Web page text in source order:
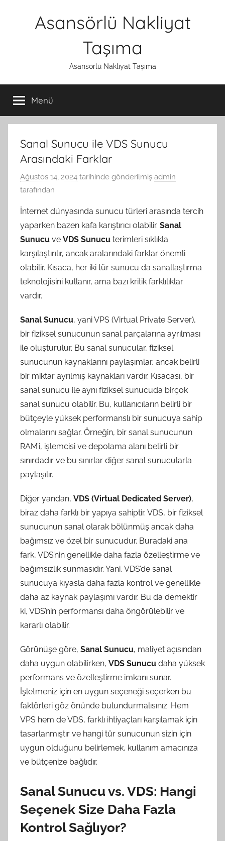
Asansörlü Nakliyat
Taşıma
Asansörlü Nakliyat Taşıma
Menü
Sanal Sunucu ile VDS Sunucu
Arasındaki Farklar
Ağustos 14, 2024 tarihinde gönderilmiş admin
tarafından
İnternet dünyasında sunucu türleri arasında tercih
yaparken bazen kafa karıştırıcı olabilir. Sanal
Sunucu ve VDS Sunucu terimleri sıklıkla
karşılaştırılır, ancak aralarındaki farklar önemli
olabilir. Kısaca, her iki tür sunucu da sanallaştırma
teknolojisini kullanır, ama bazı kritik farklılıklar
vardır.
Sanal Sunucu, yani VPS (Virtual Private Server),
bir fiziksel sunucunun sanal parçalarına ayrılması
ile oluşturulur. Bu sanal sunucular, fiziksel
sunucunun kaynaklarını paylaşımlar, ancak belirli
bir miktar ayrılmış kaynakları vardır. Kısacası, bir
sanal sunucu ile aynı fiziksel sunucuda birçok
sanal sunucu olabilir. Bu, kullanıcıların belirli bir
bütçeyle yüksek performanslı bir sunucuya sahip
olmalarını sağlar. Örneğin, bir sanal sunucunun
RAM’i, işlemcisi ve depolama alanı belirli bir
sınırdadır ve bu sınırlar diğer sanal sunucularla
paylaşılır.
Diğer yandan, VDS (Virtual Dedicated Server),
biraz daha farklı bir yapıya sahiptir. VDS, bir fiziksel
sunucunun sanal olarak bölünmüş ancak daha
bağımsız ve özel bir sunucudur. Buradaki ana
fark, VDS’nin genellikle daha fazla özelleştirme ve
bağımsızlık sunmasıdır. Yani, VDS’de sanal
sunucuya kıyasla daha fazla kontrol ve genellikle
daha az kaynak paylaşımı vardır. Bu da demektir
ki, VDS’nin performansı daha öngörülebilir ve
kararlı olabilir.
Görünüşe göre, Sanal Sunucu, maliyet açısından
daha uygun olabilirken, VDS Sunucu daha yüksek
performans ve özelleştirme imkanı sunar.
İşletmeniz için en uygun seçeneği seçerken bu
faktörleri göz önünde bulundurmalısınız. Hem
VPS hem de VDS, farklı ihtiyaçları karşılamak için
tasarlanmıştır ve hangi tür sunucunun sizin için
uygun olduğunu belirlemek, kullanım amacınıza
ve bütçenize bağlıdır.
Sanal Sunucu vs. VDS: Hangi
Seçenek Size Daha Fazla
Kontrol Sağlıyor?